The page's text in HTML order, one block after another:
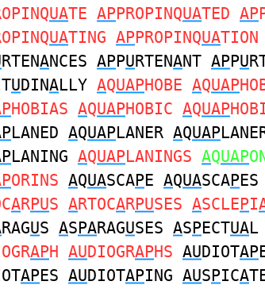
UATE APPROPINQUATED AP
UATING APPROPINQUATION
RTENANCES APPURTENANT APPU
UDINALLY AQUAPHOBE AQUAP
HOBIAS AQUAPHOBIC AQUAP
LANED AQUAPLANER AQUAP
LANING AQUAPLANINGS AQUAP
ORINS AQUASCAPE AQUASCAPES
ARPUS ARTOCARPUSES ASCLEPI
RAGUS ASPARAGUSES ASPECTUAL
APH AUDIOGRAPHS AUDIOTAP
APES AUDIOTAPING AUSPICA